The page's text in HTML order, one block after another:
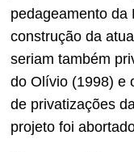
pedageamento da
construção da
seriam também
do Olívio (1998) e
de privatizações
projeto foi